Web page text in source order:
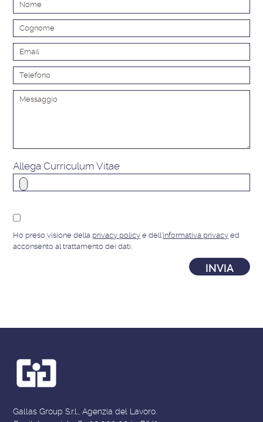
Allega Curriculum Vitae
Ho preso visione della privacy policy e dell'informativa privacy ed
acconsento al trattamento dei dati.
Gallas Group S.r.l., Agenzia del Lavoro.